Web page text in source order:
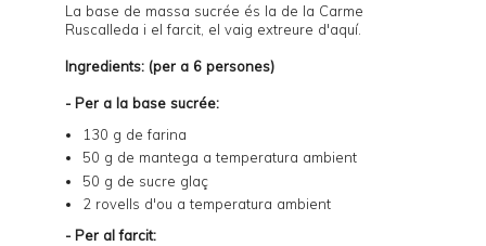
La base de massa sucrée és la de la Carme
Ruscalleda i el farcit, el vaig extreure d'aquí.
Ingredients: (per a 6 persones)
- Per a la base sucrée:
130 g de farina
50 g de mantega a temperatura ambient
50 g de sucre glaç
2 rovells d'ou a temperatura ambient
- Per al farcit: